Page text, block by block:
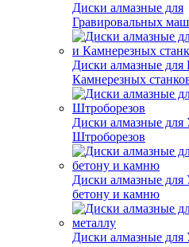
Диски алмазные для
Гравировальных
Диски алмазные для
Камнерезных
Диски алмазные
Штроборезов
Диски алмазные
бетону и камню
Диски алмазные